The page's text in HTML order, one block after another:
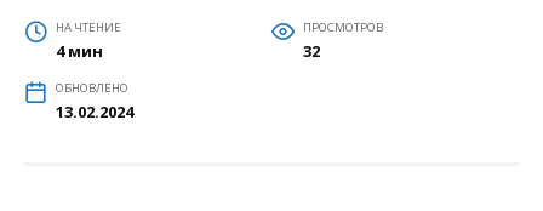
НА ЧТЕНИЕ
4 мин
ПРОСМОТРОВ
32
ОБНОВЛЕНО
13.02.2024